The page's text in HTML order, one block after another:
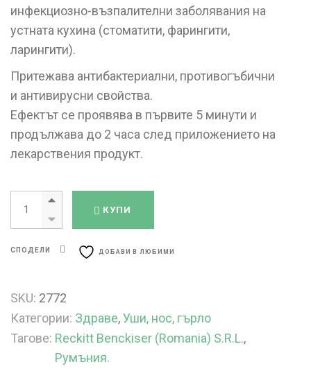
инфекциозно-възпалителни заболявания на
устната кухина (стоматити, фарингити,
ларингити).
Притежава антибактериални, противогъбични
и антивирусни свойства.
Ефектът се проявява в първите 5 минути и
продължава до 2 часа след приложението на
лекарствения продукт.
Стрепсилс Мед и Лимон x 24 таблетки за смучене quantity
КУПИ
СПОДЕЛИ ДОБАВИ В ЛЮБИМИ
SKU: 2772
Категории: Здраве,Уши, нос, гърло
Тагове: Reckitt Benckiser (Romania) S.R.L.,
Румъния.